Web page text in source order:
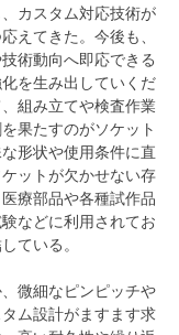
カスタム対応技術が
えてきた。今後も、
術動向へ即応できる
を生み出していくだ
組み立てや検査作業
果たすのがソケット
形状や使用条件に直
ットが欠かせない存
療部品や各種試作品
などに利用されてお
ている。
微細なピンピッチや
ム設計がますます求